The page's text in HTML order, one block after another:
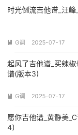
时光倒流吉他谱_汪
 G调 2025-07-17
起风了吉他谱_买辣
谱(版本3)
 G调 2025-07-17
愿你吉他谱_黄静美
4)